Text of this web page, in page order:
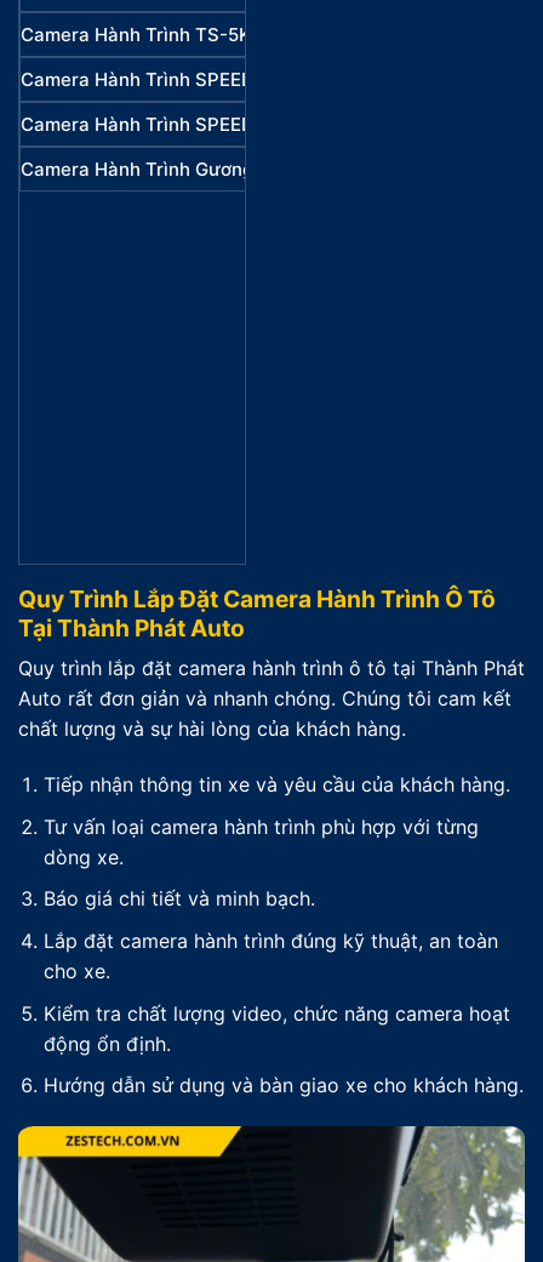
Camera Hành Trình TS-5K
Camera Hành Trình SPEED MAP M1
Camera Hành Trình SPEED MAP M2
Camera Hành Trình Gương C3M
Quy Trình Lắp Đặt Camera Hành Trình Ô Tô
Tại Thành Phát Auto
Quy trình lắp đặt camera hành trình ô tô tại Thành Phát
Auto rất đơn giản và nhanh chóng. Chúng tôi cam kết
chất lượng và sự hài lòng của khách hàng.
Tiếp nhận thông tin xe và yêu cầu của khách hàng.
Tư vấn loại camera hành trình phù hợp với từng
dòng xe.
Báo giá chi tiết và minh bạch.
Lắp đặt camera hành trình đúng kỹ thuật, an toàn
cho xe.
Kiểm tra chất lượng video, chức năng camera hoạt
động ổn định.
Hướng dẫn sử dụng và bàn giao xe cho khách hàng.